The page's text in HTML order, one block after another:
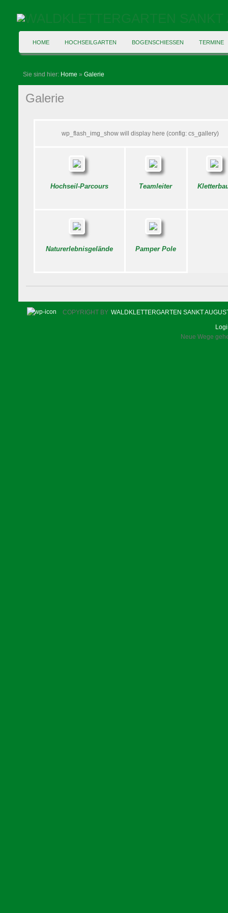
HOME HOCHSEILGARTEN BOGENSCHIESSEN TERMINE
Sie sind hier: Home »Galerie
Galerie
wp_flash_img_show will display here (config: cs_gallery)
Hochseil-Parcours Teamleiter
Naturerlebnisgelände Pamper Pole
COPYRIGHT BY WALDKLETTERGARTEN SANKT
Neue Wege